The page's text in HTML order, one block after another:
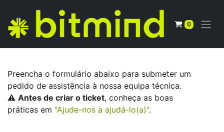
0
Preencha o formulário abaixo para submeter um
pedido de assistência à nossa equipa técnica.
⚠️ Antes de criar o ticket, conheça as boas
práticas em "Ajude-nos a ajudá-lo(a)".